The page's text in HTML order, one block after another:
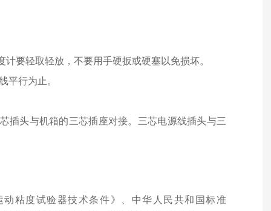
要轻取轻放，不要用手硬扳或硬塞以免损坏。
平行为止。
插头与机箱的三芯插座对接。三芯电源线插头与三
粘度试验器技术条件》、中华人民共和 国标准